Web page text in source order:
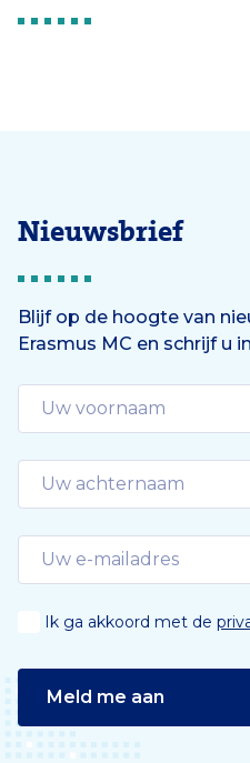
Nieuwsbrief
Blijf op de hoogte van
Erasmus MC en schrijf u
Ik ga akkoord met de
Meld me aan